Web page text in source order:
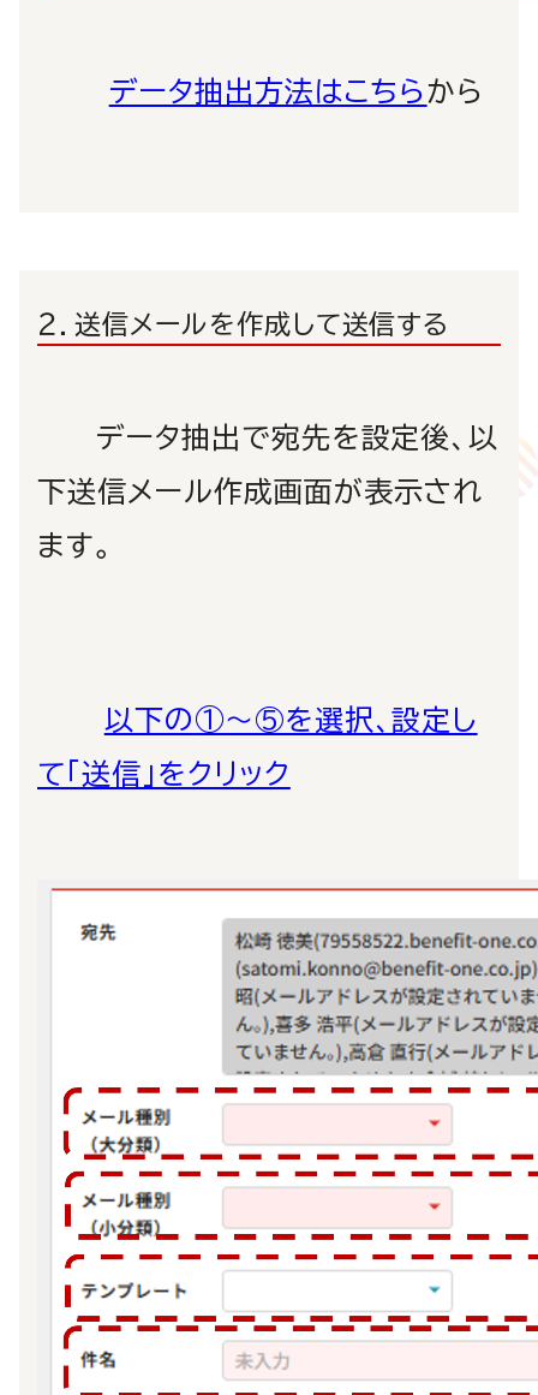
データ抽出方法はこちら から
２．送信メールを作成して送信する
データ抽出で宛先を設定後、以
下送信メール作成画面が表示され
ます。
以下の①～⑤を選択、設定し
て「送信」をクリック